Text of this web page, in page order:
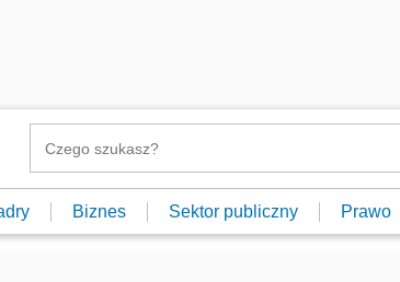
Biznes Sektor publiczny Prawo